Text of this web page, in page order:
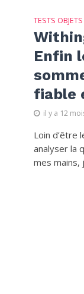
TESTS
Enfin
fiable
il y a 12
Loin d’être
analyser la
mes mains,